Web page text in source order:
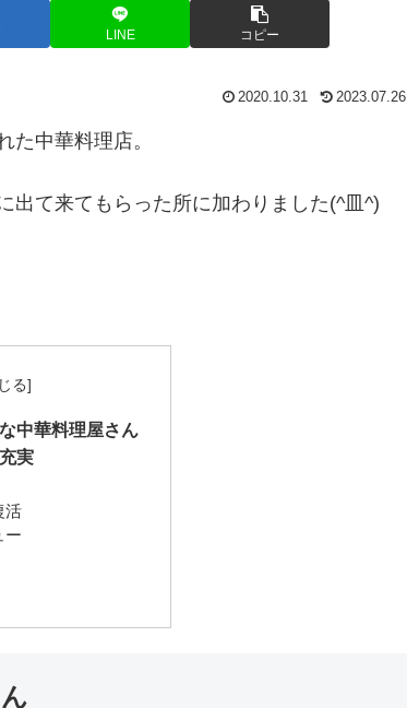
LINE コピー
2020.10.31 2023.07.26
た中華料理店。
出て来てもらった所に加わりました(^皿^)
中華料理屋さん
実
活
ー